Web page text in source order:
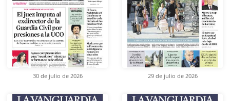
30 de julio de 2026 29 de julio de 2026